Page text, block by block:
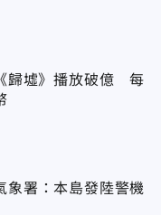
歸墟》播放破億 每
署：本島發陸警機